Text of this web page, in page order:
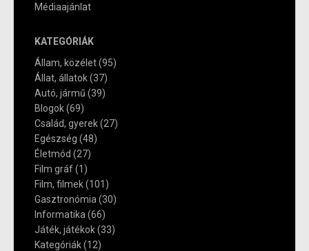
Médiaajánlat
KATEGÓRIÁK
Állam, közélet(95)
Állat, állatok(37)
Autó, jármű (39)
Blogok(69)
Család, gyerek(27)
Egészség (48)
Életmód (27)
Film gráf(1)
Film, filmek(101)
Gasztronómia (30)
Informatika (66)
Játék, játékok(33)
Kategóriák(12)